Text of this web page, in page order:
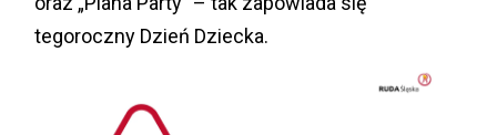
tegoroczny Dzień Dziecka.